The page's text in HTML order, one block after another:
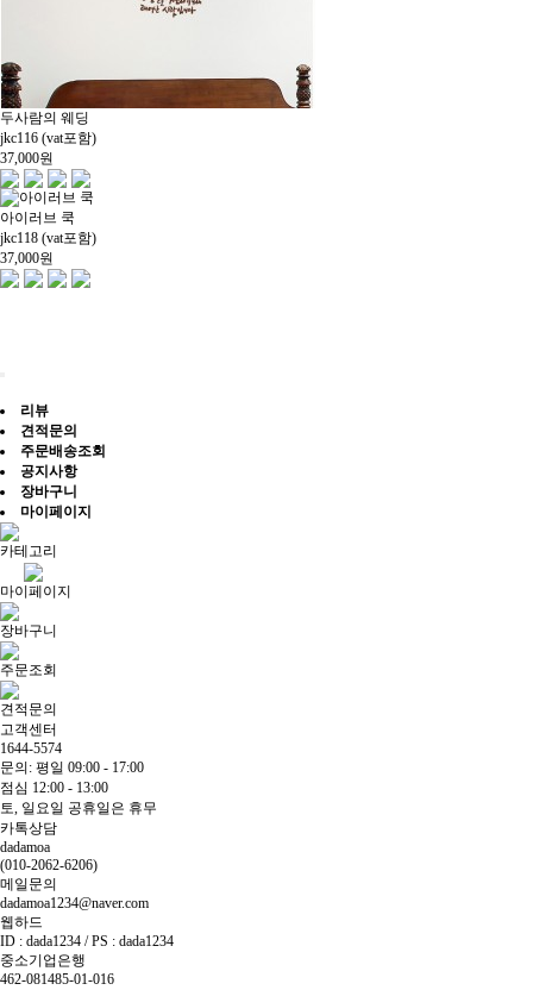
두사람의 웨딩
jkc116 (vat포함)
37,000원
아이러브 쿡
jkc118 (vat포함)
37,000원
리뷰
견적문의
주문배송조회
공지사항
장바구니
마이페이지
카테고리
마이페이지
장바구니
주문조회
견적문의
고객센터
1644-5574
문의: 평일 09:00 - 17:00
점심 12:00 - 13:00
토, 일요일 공휴일은 휴무
카톡상담
dadamoa
(010-2062-6206)
메일문의
dadamoa1234@naver.com
웹하드
ID : dada1234 / PS : dada1234
중소기업은행
462-081485-01-016